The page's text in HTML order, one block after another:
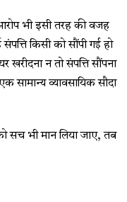
भी इसी तरह की वजह
किसी को सौंपी गई हो
खरीदना न तो संपत्ति सौंपना
व्यावसायिक सौदा
सच भी मान लिया जाए, तब